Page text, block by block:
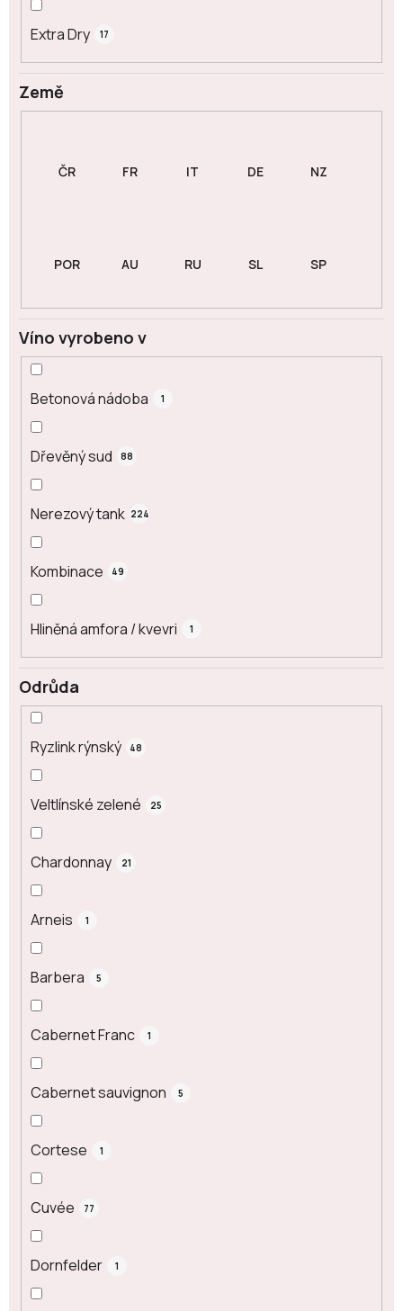
Odrůda
Ryzlink rýnský 48
Veltlínské zelené 25
Chardonnay 21
Arneis 1
Barbera 5
Cabernet Franc 1
Cabernet sauvignon 5
Cortese 1
Cuvée 77
Dornfelder 1
Země
Extra Dry 17
Víno vyrobeno v
Betonová nádoba 1
Dřevěný sud 88
Nerezový tank 224
Kombinace 49
Hliněná amfora / kvevri 1